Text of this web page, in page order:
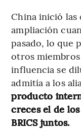
China inició las
ampliación
pasado, lo que
otros
influencia se
admitía a los
producto
creces el de
BRICS juntos.